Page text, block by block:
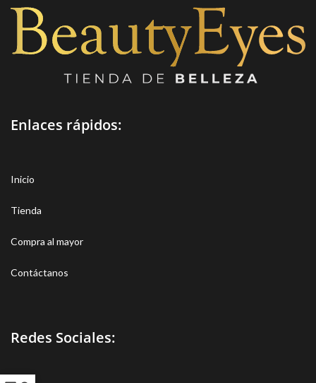
Enlaces rápidos:
Inicio
Tienda
Compra al mayor
Contáctanos
Redes Sociales: